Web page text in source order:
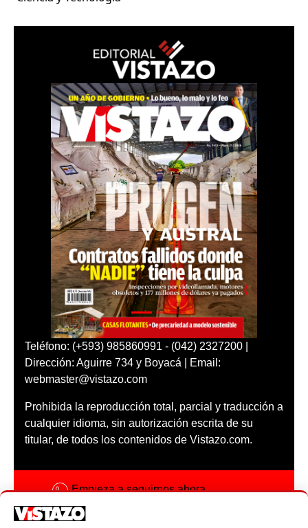
Teléfono: (+593) 985860991 - (042) 2327200 |
Dirección: Aguirre 734 y Boyacá | Email:
webmaster@vistazo.com
Prohibida la reproducción total, parcial y traducción a
cualquier idioma, sin autorización escrita de su
titular, de todos los contenidos de Vistazo.com.
Empieza a seguirnos ahora